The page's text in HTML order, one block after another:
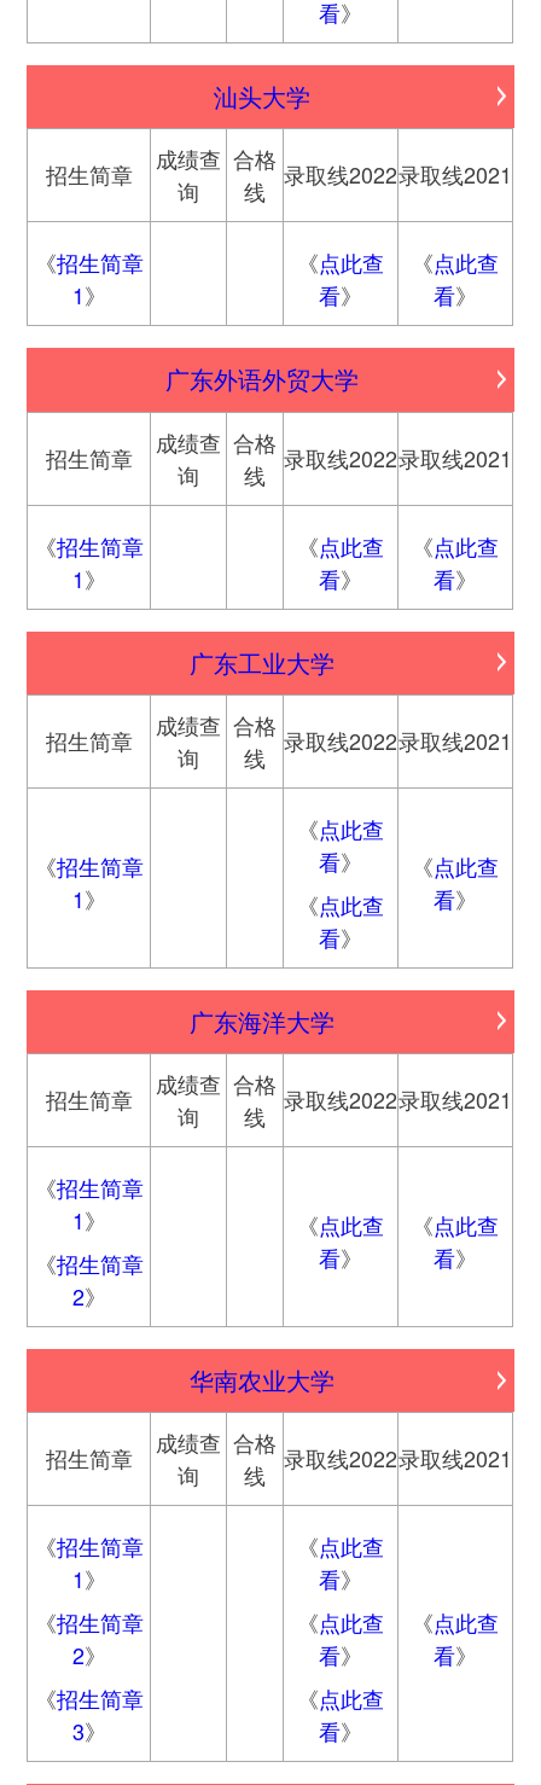
看》
汕头大学
招生简章
成绩查
询
合格
线
录取线2022录取线2021
《招生简章
1》
《点此查
看》
《点此查
看》
广东外语外贸大学
招生简章
成绩查
询
合格
线
录取线2022录取线2021
《招生简章
1》
《点此查
看》
《点此查
看》
广东工业大学
招生简章
成绩查
询
合格
线
录取线2022录取线2021
《招生简章
1》
《点此查
看》
《点此查
看》
《点此查
看》
广东海洋大学
招生简章
成绩查
询
合格
线
录取线2022录取线2021
《招生简章
1》
《招生简章
2》
《点此查
看》
《点此查
看》
华南农业大学
招生简章
成绩查
询
合格
线
录取线2022录取线2021
《招生简章
1》
《招生简章
2》
《招生简章
3》
《点此查
看》
《点此查
看》
《点此查
看》
《点此查
看》